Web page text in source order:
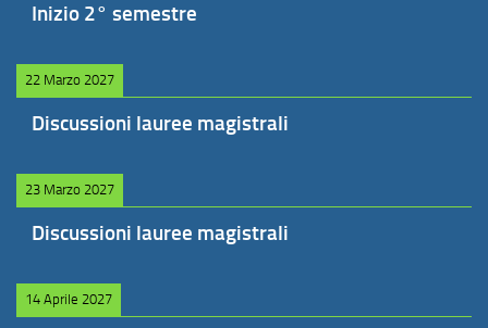
Inizio 2° semestre
22 Marzo 2027
Discussioni lauree magistrali
23 Marzo 2027
Discussioni lauree magistrali
14 Aprile 2027